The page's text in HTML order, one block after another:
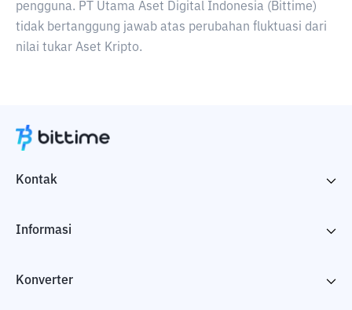
pengguna. PT Utama Aset Digital Indonesia (Bittime)
tidak bertanggung jawab atas perubahan fluktuasi dari
nilai tukar Aset Kripto.
Kontak
Informasi
Konverter